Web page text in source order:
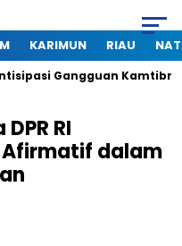
KARIMUN RIAU
Kamtibmas Saat
RI
dalam